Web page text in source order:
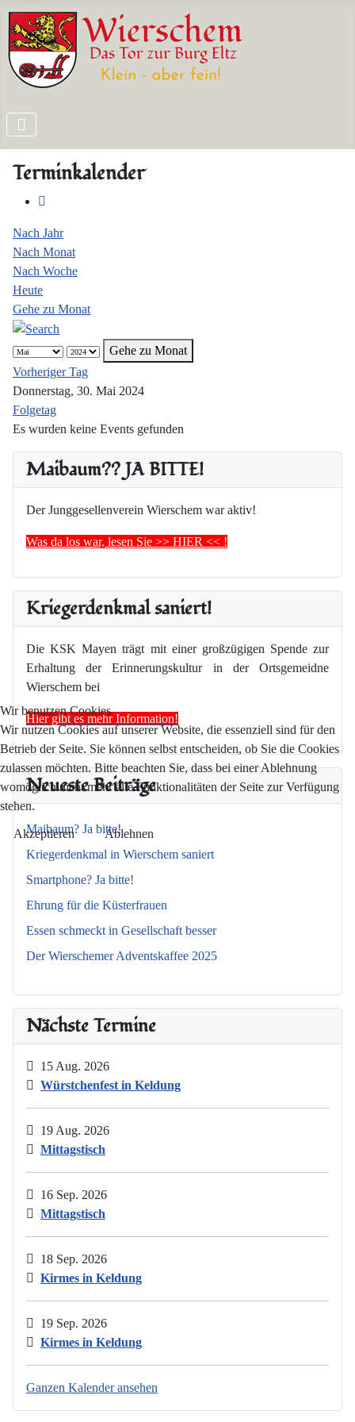
Maibaum?? JA BITTE!
Der Junggesellenverein Wierschem war aktiv!
Was da los war, lesen Sie >> HIER << !
Kriegerdenkmal saniert!
Die KSK Mayen trägt mit einer großzügigen Spende zur
Erhaltung der Erinnerungskultur in der Ortsgemeidne
Wierschem bei
Hier gibt es mehr Information!
Neueste Beiträge
Maibaum? Ja bitte!
Kriegerdenkmal in Wierschem saniert
Smartphone? Ja bitte!
Ehrung für die Küsterfrauen
Essen schmeckt in Gesellschaft besser
Der Wierschemer Adventskaffee 2025
Nächste Termine
15 Aug. 2026
Würstchenfest in Keldung
19 Aug. 2026
Mittagstisch
16 Sep. 2026
Mittagstisch
18 Sep. 2026
Kirmes in Keldung
19 Sep. 2026
Kirmes in Keldung
Ganzen Kalender ansehen
Terminkalender
Nach Jahr
Nach Monat
Nach Woche
Heute
Gehe zu Monat
Gehe zu Monat
Vorheriger Tag
Donnerstag, 30. Mai 2024
Folgetag
Es wurden keine Events gefunden
Wir benutzen Cookies
Wir nutzen Cookies auf unserer Website, die essenziell sind für den
Betrieb der Seite. Sie können selbst entscheiden, ob Sie die Cookies
zulassen möchten. Bitte beachten Sie, dass bei einer Ablehnung
womöglich nicht mehr alle Funktionalitäten der Seite zur Verfügung
stehen.
Akzeptieren Ablehnen